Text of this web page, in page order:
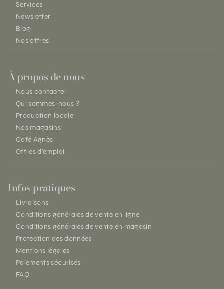
Services
Newsletter
Blog
Nos offres
À propos de nous
Nous contacter
Qui sommes-nous ?
Production locale
Nos magasins
Café Agnès
Offres d'emploi
Infos pratiques
Livraisons
Conditions générales de vente en ligne
Conditions générales de vente en magasin
Protection des données
Mentions légales
Paiements sécurisés
FAQ